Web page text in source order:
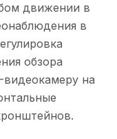
движении в
в
обзора
видеокамеру на